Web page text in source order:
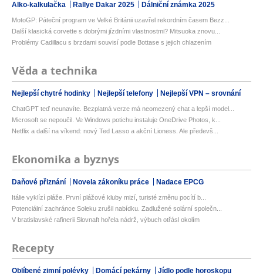
Alko-kalkulačka Rallye Dakar 2025 Dálniční známka 2025
MotoGP: Páteční program ve Velké Británii uzavřel rekordním časem Bezz...
Další klasická corvette s dobrými jízdními vlastnostmi? Mitsuoka znovu...
Problémy Cadillacu s brzdami souvisí podle Bottase s jejich chlazením
Věda a technika
Nejlepší chytré hodinky Nejlepší telefony Nejlepší VPN – srovnání
ChatGPT teď neunavíte. Bezplatná verze má neomezený chat a lepší model...
Microsoft se nepoučil. Ve Windows potichu instaluje OneDrive Photos, k...
Netflix a další na víkend: nový Ted Lasso a akční Lioness. Ale předevš...
Ekonomika a byznys
Daňové přiznání Novela zákoníku práce Nadace EPCG
Itálie vyklízí pláže. První plážové kluby mizí, turisté změnu pocítí b...
Potenciální zachránce Soleku zrušil nabídku. Zadlužené solární společn...
V bratislavské rafinerii Slovnaft hořela nádrž, výbuch otřásl okolím
Recepty
Oblíbené zimní polévky Domácí pekárny Jídlo podle horoskopu